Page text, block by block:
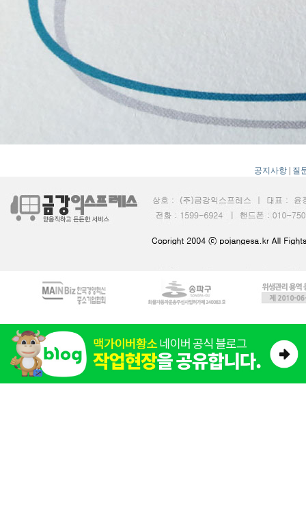
공지사항 | 질